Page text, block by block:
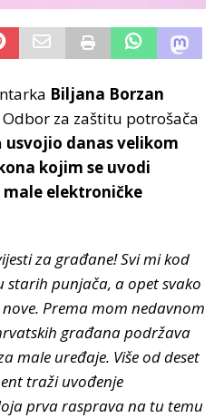
Biljana Borzan
za zaštitu potrošača
usvojio danas velikom
kojim se uvodi
elektroničke
za građane! Svi mi kod
punjača, a opet svako
Prema mom nedavnom
građana podržava
male uređaje. Više od deset
traži uvođenje
prva rasprava na tu temu